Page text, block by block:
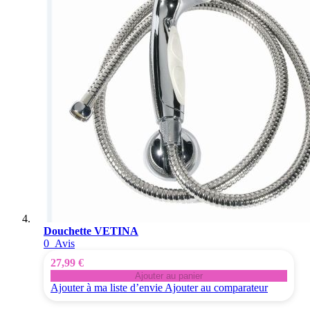
Douchette VETINA
0 Avis
27,99 €
Ajouter au panier
Ajouter à ma liste d’envie Ajouter au comparateur